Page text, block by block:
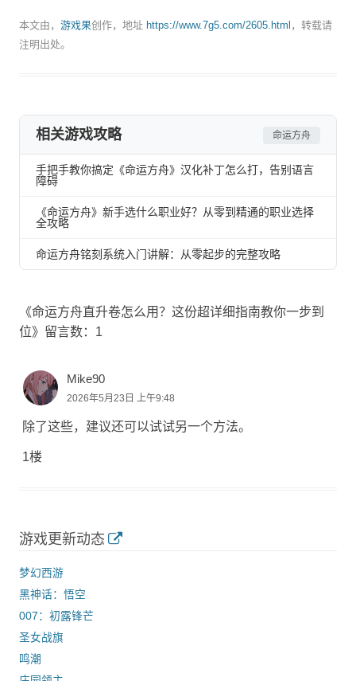
本文由， 游戏果创作，地址 https://www.7g5.com/2605.html ，转载请
注明出处。
相关游戏攻略 命运方舟
手把手教你搞定《命运方舟》汉化补丁怎么打，告别语言
障碍
《命运方舟》新手选什么职业好？从零到精通的职业选择
全攻略
命运方舟铭刻系统入门讲解：从零起步的完整攻略
《命运方舟直升卷怎么用？这份超详细指南教你一步到
位》留言数：1
Mike90
2026年5月23日 上午9:48
除了这些，建议还可以试试另一个方法。
1楼
游戏更新动态
梦幻西游
黑神话：悟空
007：初露锋芒
圣女战旗
鸣潮